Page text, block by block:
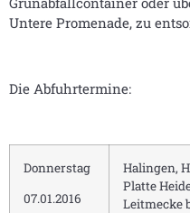
Untere Promenade, zu
Die Abfuhrtermine:
Donnerstag
07.01.2016
Halingen,
Platte
Leitmecke